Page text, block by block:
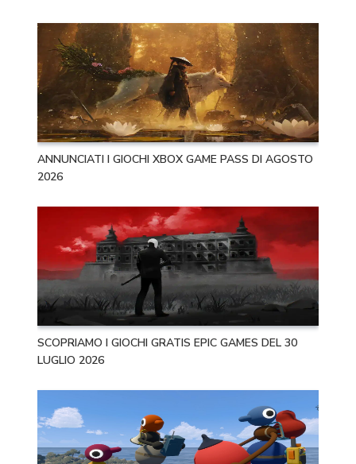
ANNUNCIATI I GIOCHI XBOX GAME PASS DI AGOSTO
2026
SCOPRIAMO I GIOCHI GRATIS EPIC GAMES DEL 30
LUGLIO 2026